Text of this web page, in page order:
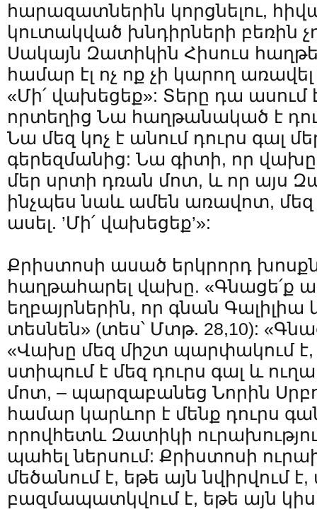
հարազատներին կորցնելու,
կուտակված խնդիրների բեռին
Սակայն Զատիկին Հիսուս
համար էլ ոչ ոք չի կարող
«Մի՛ վախեցեք»: Տերը դա ասում
որտեղից Նա հաղթանակած է
Նա մեզ կոչ է անում դուրս գալ
գերեզմանից: Նա գիտի, որ
մեր սրտի դռան մոտ, և որ այս
ինչպես նաև ամեն առավոտ,
ասել. ’Մի՛ վախեցեք’»:
Քրիստոսի ասած երկրորդ
հաղթահարել վախը. «Գնացե՛ք
եղբայրներին, որ գնան Գալիլիա
տեսնեն» (տես՝ Մտթ. 28,10):
«Վախը մեզ միշտ պարփակում է,
ստիպում է մեզ դուրս գալ և
մոտ, – պարզաբանեց Նորին
համար կարևոր է մենք դուրս
որովհետև Զատիկի
պահել ներսում: Քրիստոսի
մեծանում է, եթե այն նվիրվում է,
բազմապատկվում է, եթե այն